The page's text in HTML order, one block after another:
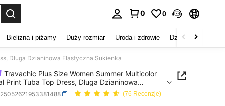
0 0
Bielizna i piżamy Duży rozmiar Uroda i zdrowie Dzieci
Długa Dzianinowa Elastyczna Sukienka
Travachic Plus Size Women Summer Multicolor
Print Tuba Top Dress, Długa Dzianinowa
Sukienka
(76 Recenzje)